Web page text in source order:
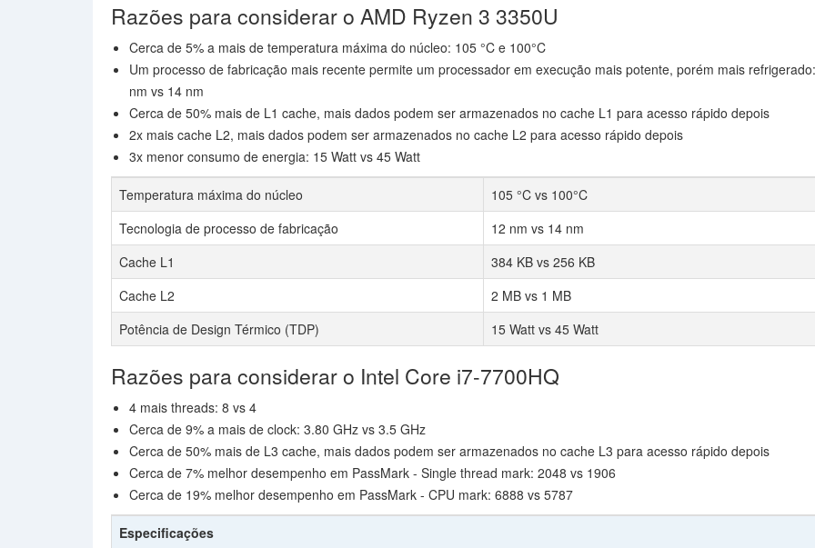
Razões para considerar o AMD Ryzen 3 3350U
Cerca de 5% a mais de temperatura máxima do núcleo: 105 °C e 100°C
Um processo de fabricação mais recente permite um processador em execução mais potente, porém mais
nm vs 14 nm
Cerca de 50% mais de L1 cache, mais dados podem ser armazenados no cache L1 para acesso rápido depois
2x mais cache L2, mais dados podem ser armazenados no cache L2 para acesso rápido depois
3x menor consumo de energia: 15 Watt vs 45 Watt
Temperatura máxima do núcleo
105 °C vs 100°C
Tecnologia de processo de fabricação
12 nm vs 14 nm
Cache L1
384 KB vs 256 KB
Cache L2
2 MB vs 1 MB
Potência de Design Térmico (TDP)
15 Watt vs 45 Watt
Razões para considerar o Intel Core i7-7700HQ
4 mais threads: 8 vs 4
Cerca de 9% a mais de clock: 3.80 GHz vs 3.5 GHz
Cerca de 50% mais de L3 cache, mais dados podem ser armazenados no cache L3 para acesso rápido depois
Cerca de 7% melhor desempenho em PassMark - Single thread mark: 2048 vs 1906
Cerca de 19% melhor desempenho em PassMark - CPU mark: 6888 vs 5787
Especificações